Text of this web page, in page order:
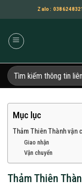
qua
dung
Zalo:
Tìm
kiếm:
Mục lục
Thảm Thiên Thành vận
Giao nhận
Vận chuyển
Thảm Thiên